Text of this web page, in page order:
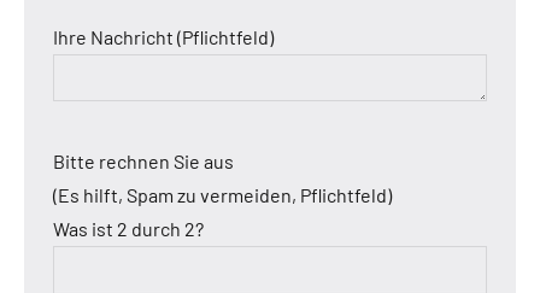
Ihre Nachricht (Pflichtfeld)
Bitte rechnen Sie aus
(Es hilft, Spam zu vermeiden, Pflichtfeld)
Was ist 2 durch 2?